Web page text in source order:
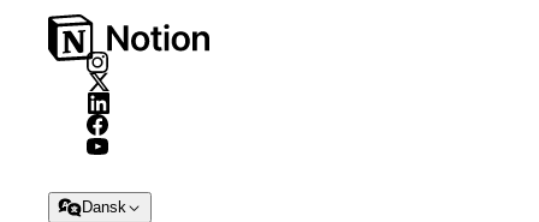
Dansk